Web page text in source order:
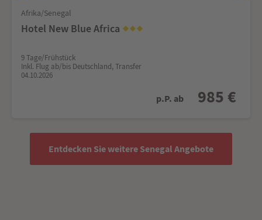
Afrika/Senegal
Hotel New Blue Africa
9 Tage/Frühstück
Inkl. Flug ab/bis Deutschland, Transfer
04.10.2026
p.P. ab 985 €
Entdecken Sie weitere Senegal Angebote